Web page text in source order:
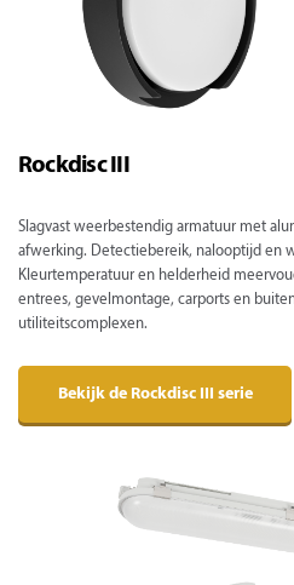
Rockdisc III
Slagvast weerbestendig armatuur met
afwerking. Detectiebereik, nalooptijd en
Kleurtemperatuur en helderheid
entrees, gevelmontage, carports en
utiliteitscomplexen.
Bekijk de Rockdisc III serie